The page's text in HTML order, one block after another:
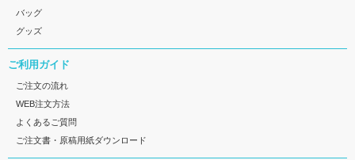
バッグ
グッズ
ご利用ガイド
ご注文の流れ
WEB注文方法
よくあるご質問
ご注文書・原稿用紙ダウンロード